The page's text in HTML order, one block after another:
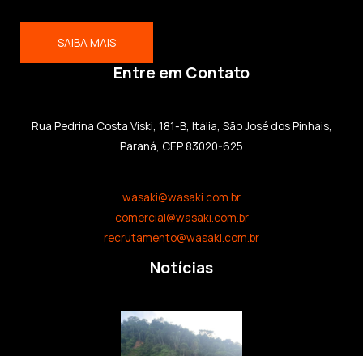
SAIBA MAIS
Entre em Contato
Rua Pedrina Costa Viski, 181-B, Itália, São José dos Pinhais,
Paraná, CEP 83020-625
wasaki@wasaki.com.br
comercial@wasaki.com.br
recrutamento@wasaki.com.br
Notícias